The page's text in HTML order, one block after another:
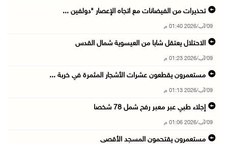
تحذيرات من الفيضانات مع اتجاه الإعصار "دولفين ...
09/آب/2026 01:40 م
الاحتلال يعتقل شابا من العيسوية شمال القدس
09/آب/2026 01:23 م
مستعمرون يقطعون عشرات الأشجار المثمرة في خربة ...
09/آب/2026 01:13 م
إجلاء طبي عبر معبر رفح شمل 78 شخصا
09/آب/2026 01:06 م
مستعمرون يقتحمون المسجد الأقصى